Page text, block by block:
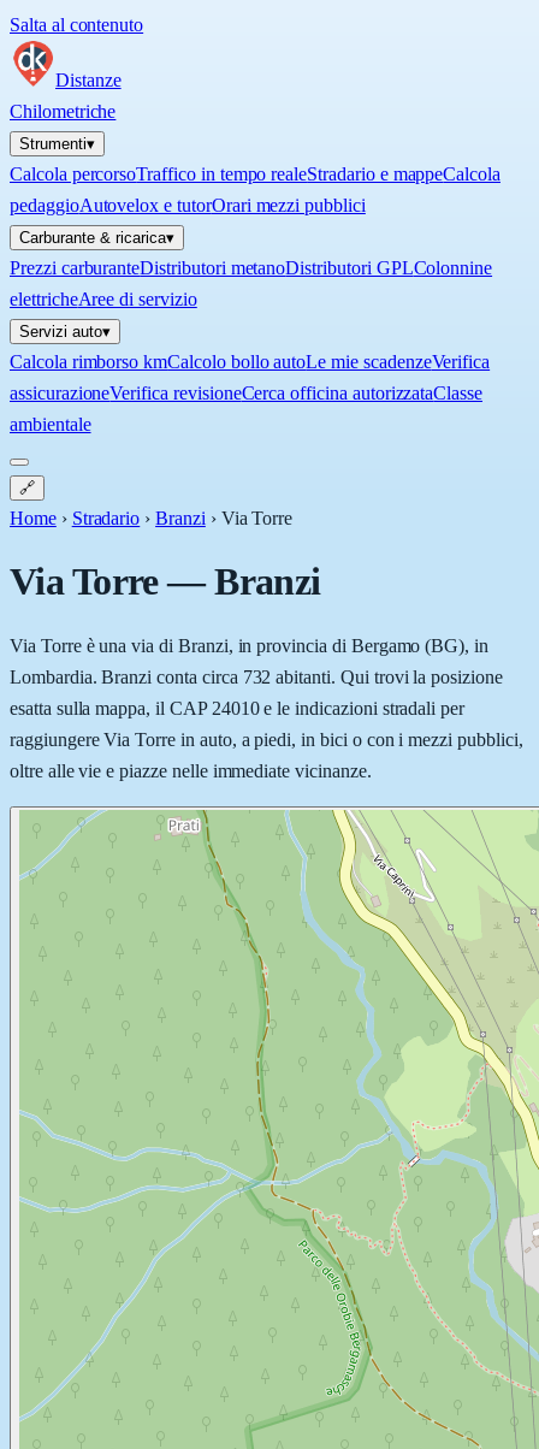
Salta al contenuto
Distanze
Chilometriche
Strumenti▾
Calcola percorsoTraffico in tempo realeStradario e mappeCalcola
pedaggioAutovelox e tutorOrari mezzi pubblici
Carburante & ricarica▾
Prezzi carburanteDistributori metanoDistributori GPLColonnine
elettricheAree di servizio
Servizi auto▾
Calcola rimborso kmCalcolo bollo autoLe mie scadenzeVerifica
assicurazioneVerifica revisioneCerca officina autorizzataClasse
ambientale
🔗
Home › Stradario › Branzi › Via Torre
Via Torre—Branzi
Via Torre è una via di Branzi, in provincia di Bergamo (BG), in
Lombardia. Branzi conta circa 732 abitanti. Qui trovi la posizione
esatta sulla mappa, il CAP 24010 e le indicazioni stradali per
raggiungere Via Torre in auto, a piedi, in bici o con i mezzi pubblici,
oltre alle vie e piazze nelle immediate vicinanze.